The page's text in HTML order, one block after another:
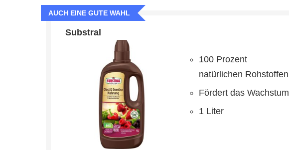
AUCH EINE GUTE WAHL
Substral
100 Prozent
natürlichen Rohstoffen
Fördert das Wachstum
1 Liter